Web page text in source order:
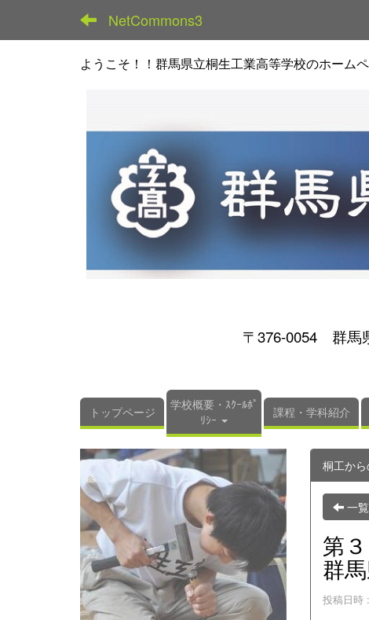
NetCommons3
ようこそ！！群馬県立桐生工業高等学校のホーム
〒376-0054 群馬
トップページ
学校概要・ｽｸｰﾙﾎﾟ
ﾘｼｰ
課程・学科紹介
桐工か
一
第
群
投稿日時